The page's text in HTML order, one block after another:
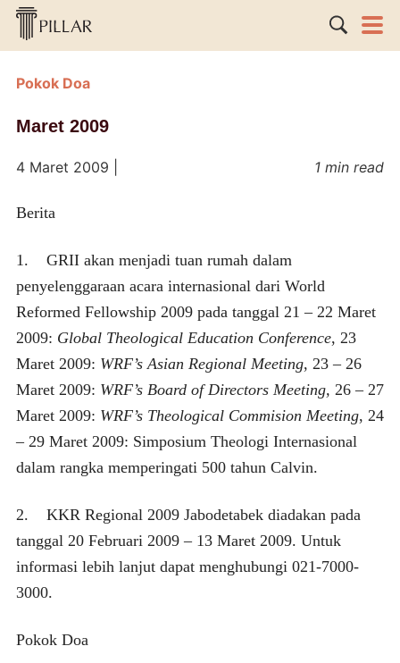
Pokok Doa
Maret 2009
4 Maret 2009 1 min read
Berita
1. GRII akan menjadi tuan rumah dalam
penyelenggaraan acara internasional dari World
Reformed Fellowship 2009 pada tanggal 21 – 22 Maret
2009: Global Theological Education Conference, 23
Maret 2009: WRF’s Asian Regional Meeting, 23 – 26
Maret 2009: WRF’s Board of Directors Meeting, 26 – 27
Maret 2009: WRF’s Theological Commision Meeting, 24
– 29 Maret 2009: Simposium Theologi Internasional
dalam rangka memperingati 500 tahun Calvin.
2. KKR Regional 2009 Jabodetabek diadakan pada
tanggal 20 Februari 2009 – 13 Maret 2009. Untuk
informasi lebih lanjut dapat menghubungi 021-7000-
3000.
Pokok Doa